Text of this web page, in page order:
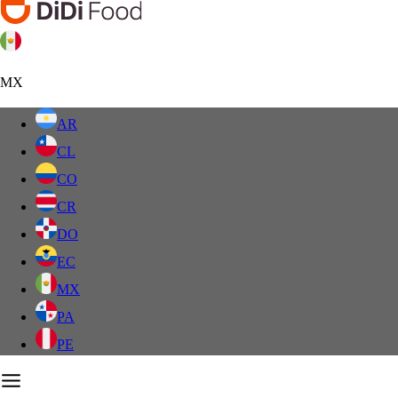
MX
AR
CL
CO
CR
DO
EC
MX
PA
PE